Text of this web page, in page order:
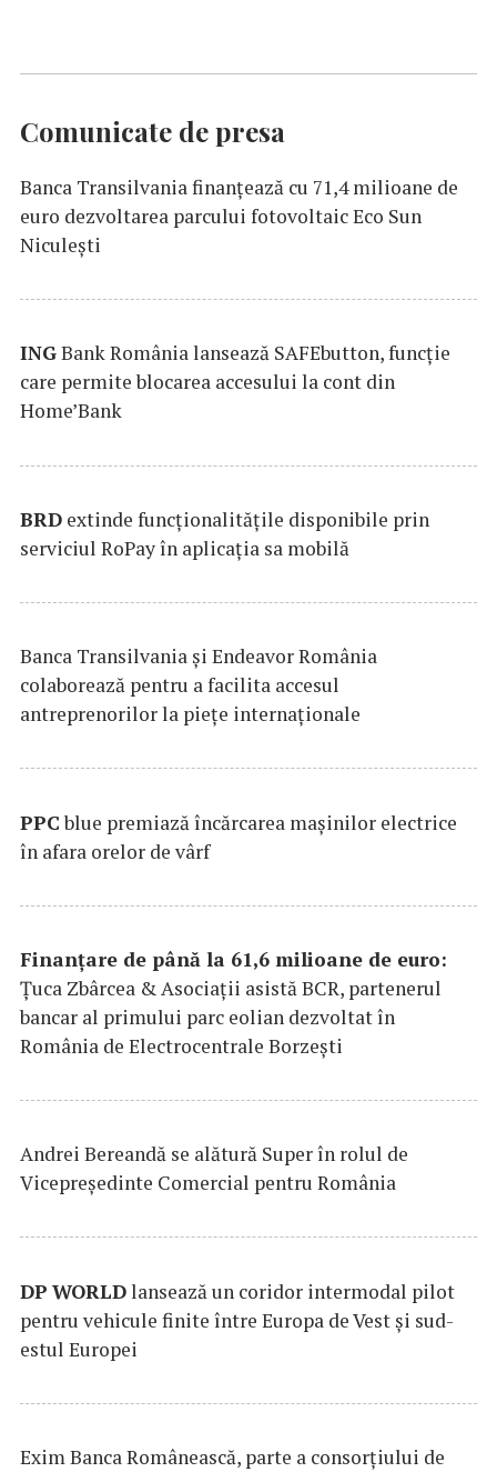
Comunicate de presa
Banca Transilvania finanțează cu 71,4 milioane de
euro dezvoltarea parcului fotovoltaic Eco Sun
Niculești
INGBank România lansează SAFEbutton, funcţie
care permite blocarea accesului la cont din
Home’Bank
BRD extinde funcţionalităţile disponibile prin
serviciul RoPay în aplicaţia sa mobilă
Banca Transilvania şi Endeavor România
colaborează pentru a facilita accesul
antreprenorilor la pieţe internaţionale
PPCblue premiază încărcarea maşinilor electrice
în afara orelor de vârf
Finanțare de până la 61,6 milioane de euro:
Țuca Zbârcea & Asociații asistă BCR, partenerul
bancar al primului parc eolian dezvoltat în
România de Electrocentrale Borzești
Andrei Bereandă se alătură Super în rolul de
Vicepreședinte Comercial pentru România
DP WORLDlansează un coridor intermodal pilot
pentru vehicule finite între Europa de Vest și sud-
estul Europei
Exim Banca Românească, parte a consorțiului de